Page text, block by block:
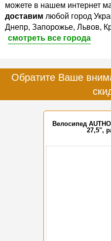
можете в нашем интернет
доставим любой город
Днепр, Запорожье, Львов,
смотреть все города
Обратите Ваше
Велосипед
27,5",